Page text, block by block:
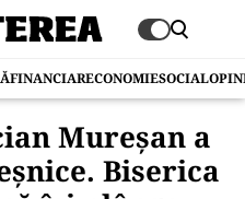
FINANCIARECONOMIESOCIAL
Mureșan a
Biserica